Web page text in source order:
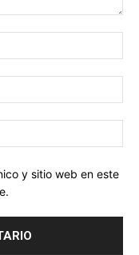
y sitio web en este